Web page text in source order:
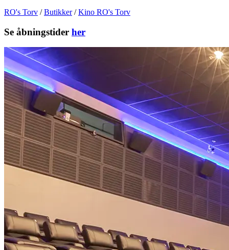
RO's Torv /Butikker/Kino RO's Torv
Se åbningstider her